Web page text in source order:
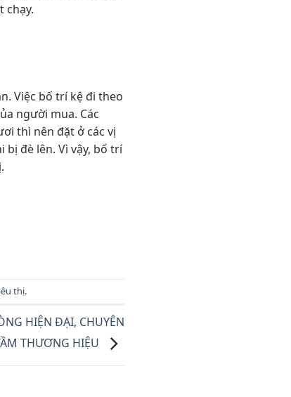
chạy.
Việc bố trí kệ đi theo
người mua. Các
thì nên đặt ở các vị
đè lên. Vì vậy, bố trí
thị.
HIỆN ĐẠI, CHUYÊN
THƯƠNG HIỆU